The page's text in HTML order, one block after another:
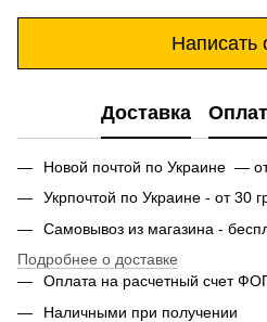
Написать
Доставка
Новой почтой по Украине — от
Укрпочтой по Украине - от 30
Самовывоз из магазина -
Подробнее о доставке
Оплата на расчетный счет
Наличными при получении